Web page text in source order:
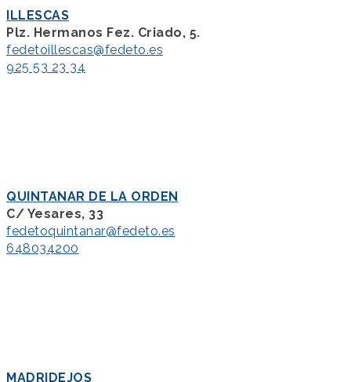
ILLESCAS
Plz. Hermanos Fez. Criado, 5.
fedetoillescas@fedeto.es
925 53 23 34
QUINTANAR DE LA ORDEN
C/ Yesares, 33
fedetoquintanar@fedeto.es
648034200
MADRIDEJOS